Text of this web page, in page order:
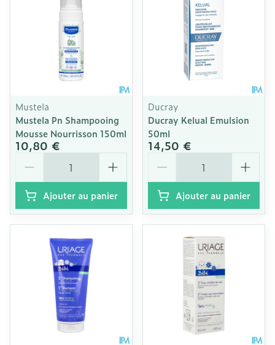
Mustela
Mustela Pn Shampooing
Mousse Nourrisson 150ml
10,80 €
Ajouter au panier
Ducray
Ducray Kelual Emulsion
50ml
14,50 €
Ajouter au panier